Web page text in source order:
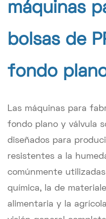
máquinas
bolsas de
fondo
Las máquinas para
fondo plano y válvula
diseñados para
resistentes a la
comúnmente
química, la de
alimentaria y la